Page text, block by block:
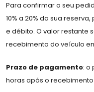
Para confirmar o seu
10% a 20% da sua
e débito. O valor restante
recebimento do veículo em
Prazo de pagamento: o
horas após o